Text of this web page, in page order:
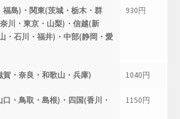
島)・関東(茨城・栃木・群
川・東京・山梨)・信越(新
・石川・福井)・中部(静岡・愛
930円
・奈良・和歌山・兵庫) 1040円
・鳥取・島根)・四国(香川・
1150円